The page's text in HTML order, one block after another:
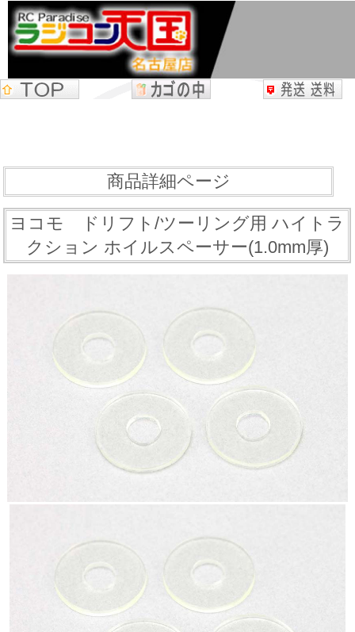
商品詳細ページ
ヨコモ ドリフト/ツーリング用 ハイトラ
クション ホイルスペーサー(1.0mm厚)